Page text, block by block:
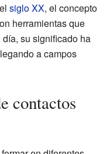
siglo XX, el concepto
herramientas que
su significado ha
a campos
contactos